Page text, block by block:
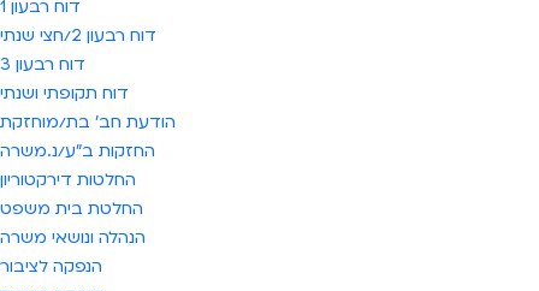
דוח רבעון 1
דוח רבעון 2/חצי שנתי
דוח רבעון 3
דוח תקופתי ושנתי
הודעת חב' בת/מוחזקת
החזקות ב"ע/נ.משרה
החלטות דירקטוריון
החלטת בית משפט
הנהלה ונושאי משרה
הנפקה לציבור